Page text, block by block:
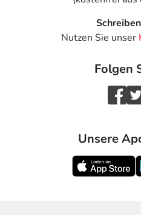
Nutzen Sie unser
Folgen
Unsere